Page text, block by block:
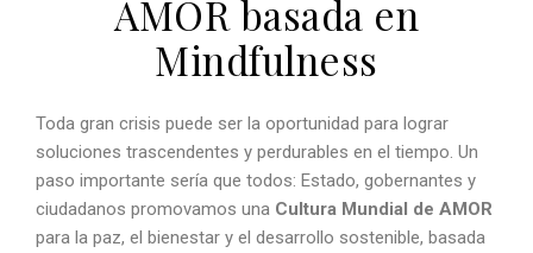
AMOR basada en
Mindfulness
Toda gran crisis puede ser la oportunidad para lograr
soluciones trascendentes y perdurables en el tiempo. Un
paso importante sería que todos: Estado, gobernantes y
ciudadanos promovamos una Cultura Mundial de AMOR
para la paz, el bienestar y el desarrollo sostenible, basada